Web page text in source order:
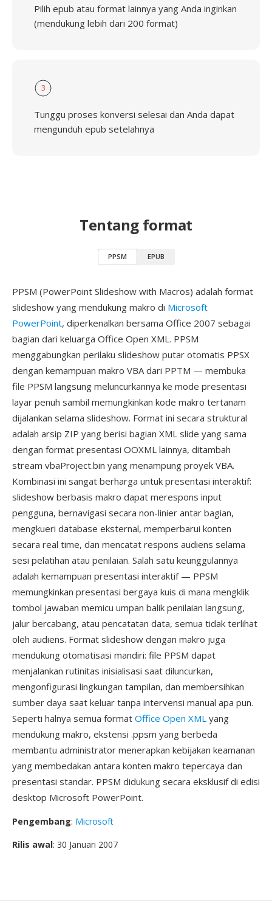
Pilih epub atau format lainnya yang Anda inginkan
(mendukung lebih dari 200 format)
3
Tunggu proses konversi selesai dan Anda dapat
mengunduh epub setelahnya
Tentang format
PPSM EPUB
PPSM (PowerPoint Slideshow with Macros) adalah format
slideshow yang mendukung makro di Microsoft
PowerPoint, diperkenalkan bersama Office 2007 sebagai
bagian dari keluarga Office Open XML. PPSM
menggabungkan perilaku slideshow putar otomatis PPSX
dengan kemampuan makro VBA dari PPTM — membuka
file PPSM langsung meluncurkannya ke mode presentasi
layar penuh sambil memungkinkan kode makro tertanam
dijalankan selama slideshow. Format ini secara struktural
adalah arsip ZIP yang berisi bagian XML slide yang sama
dengan format presentasi OOXML lainnya, ditambah
stream vbaProject.bin yang menampung proyek VBA.
Kombinasi ini sangat berharga untuk presentasi interaktif:
slideshow berbasis makro dapat merespons input
pengguna, bernavigasi secara non-linier antar bagian,
mengkueri database eksternal, memperbarui konten
secara real time, dan mencatat respons audiens selama
sesi pelatihan atau penilaian. Salah satu keunggulannya
adalah kemampuan presentasi interaktif — PPSM
memungkinkan presentasi bergaya kuis di mana mengklik
tombol jawaban memicu umpan balik penilaian langsung,
jalur bercabang, atau pencatatan data, semua tidak terlihat
oleh audiens. Format slideshow dengan makro juga
mendukung otomatisasi mandiri: file PPSM dapat
menjalankan rutinitas inisialisasi saat diluncurkan,
mengonfigurasi lingkungan tampilan, dan membersihkan
sumber daya saat keluar tanpa intervensi manual apa pun.
Seperti halnya semua format Office Open XML yang
mendukung makro, ekstensi .ppsm yang berbeda
membantu administrator menerapkan kebijakan keamanan
yang membedakan antara konten makro tepercaya dan
presentasi standar. PPSM didukung secara eksklusif di edisi
desktop Microsoft PowerPoint.
Pengembang: Microsoft
Rilis awal: 30 Januari 2007